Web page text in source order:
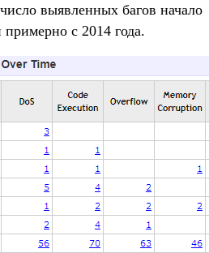
выявленных багов начало
с 2014 года.